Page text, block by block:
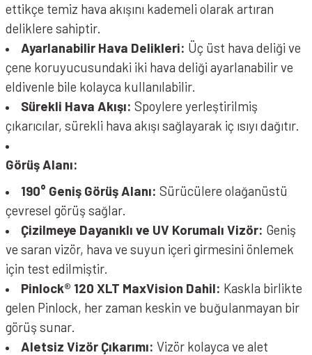
ettikçe temiz hava akışını kademeli olarak artıran
deliklere sahiptir.
Ayarlanabilir Hava Delikleri: Üç üst hava deliği ve
çene koruyucusundaki iki hava deliği ayarlanabilir ve
eldivenle bile kolayca kullanılabilir.
Sürekli Hava Akışı: Spoylere yerleştirilmiş
çıkarıcılar, sürekli hava akışı sağlayarak iç ısıyı dağıtır.
Görüş Alanı:
190° Geniş Görüş Alanı: Sürücülere olağanüstü
çevresel görüş sağlar.
Çizilmeye Dayanıklı ve UV Korumalı Vizör: Geniş
ve saran vizör, hava ve suyun içeri girmesini önlemek
için test edilmiştir.
Pinlock® 120 XLT MaxVision Dahil: Kaskla birlikte
gelen Pinlock, her zaman keskin ve buğulanmayan bir
görüş sunar.
Aletsiz Vizör Çıkarımı: Vizör kolayca ve alet